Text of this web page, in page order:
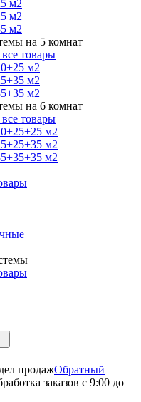
м2
м2
м2
на 5 комнат
товары
м2
м2
м2
на 6 комнат
товары
м2
м2
м2
продажОбратный
заказов с 9:00 до